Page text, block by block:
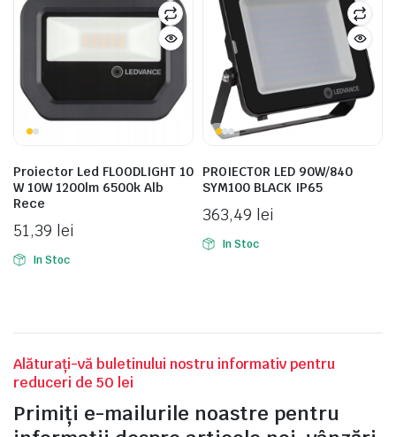
Proiector Led FLOODLIGHT 10
W 10W 1200lm 6500k Alb
Rece
51,39 lei
In Stoc
PROIECTOR LED 90W/840
SYM100 BLACK IP65
363,49 lei
In Stoc
Alăturați-vă buletinului nostru informativ pentru
reduceri de 50 lei
Primiți e-mailurile noastre pentru